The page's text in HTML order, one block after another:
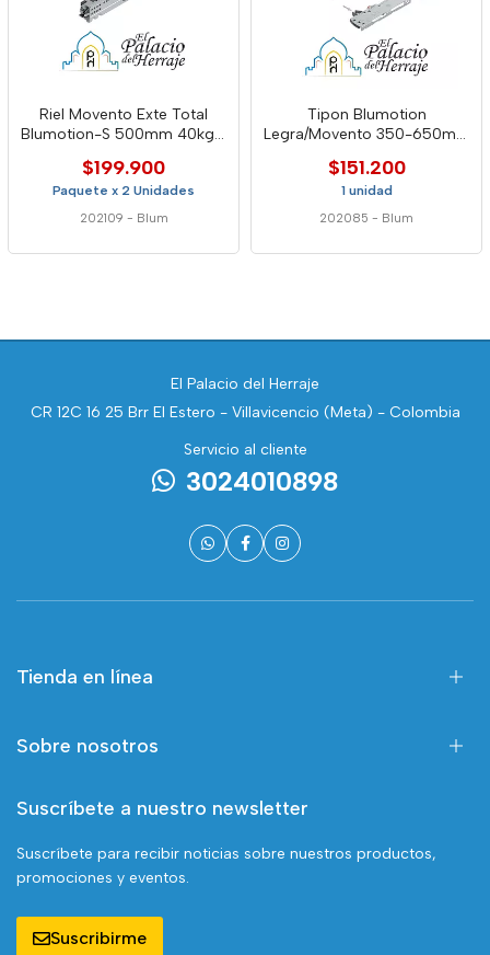
Riel Movento Exte Total
Blumotion-S 500mm 40kg -
$199.900
Paquete x 2 Unidades
202109 - Blum
Tipon Blumotion
Legra/Movento 350-650mm
$151.200
1 unidad
202085 - Blum
El Palacio del Herraje
CR 12C 16 25 Brr El Estero - Villavicencio (Meta) - Colombia
Servicio al cliente
3024010898
Tienda en línea
Sobre nosotros
Suscríbete a nuestro newsletter
Suscríbete para recibir noticias sobre nuestros productos,
promociones y eventos.
Suscribirme